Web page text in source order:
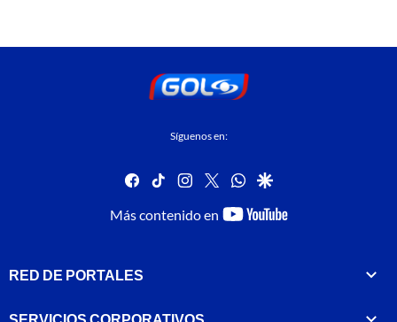
Síguenos en:
facebook
tiktok instagram
twitterwhatsapp
google
Más contenido en
youtube-
RED DE PORTALES
SERVICIOS CORPORATIVOS